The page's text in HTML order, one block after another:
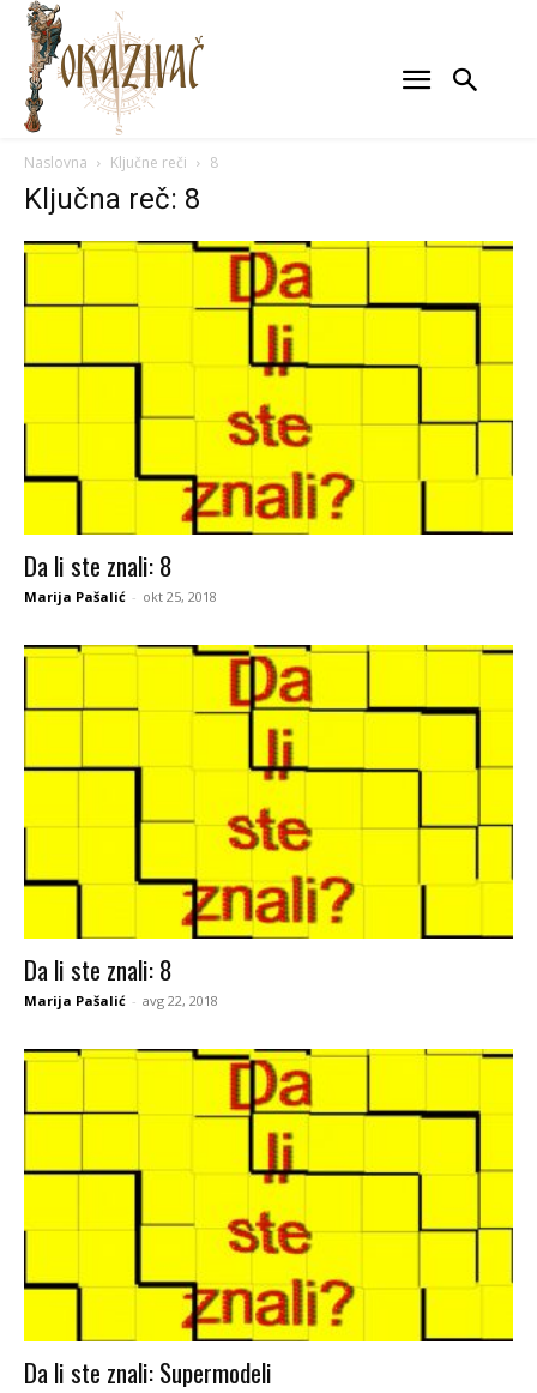
Naslovna Ključne reči 8
Ključna reč: 8
Da li ste znali: 8
Marija Pašalić - okt 25, 2018
Da li ste znali: 8
Marija Pašalić - avg 22, 2018
Da li ste znali: Supermodeli